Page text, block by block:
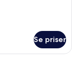
Se priser